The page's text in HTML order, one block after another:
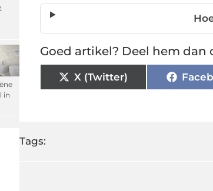
in
Goed artikel? Deel hem dan
X (Twitter)
Tags: